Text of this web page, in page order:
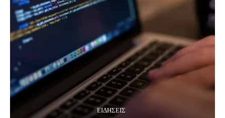
ΕΙΔΗΣΕΙΣ